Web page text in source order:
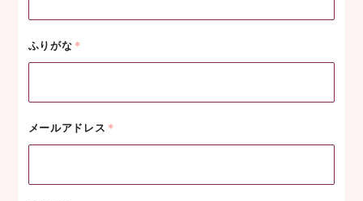
ふりがな ＊
メールアドレス ＊